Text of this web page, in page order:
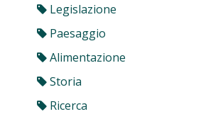
Legislazione
Paesaggio
Alimentazione
Storia
Ricerca